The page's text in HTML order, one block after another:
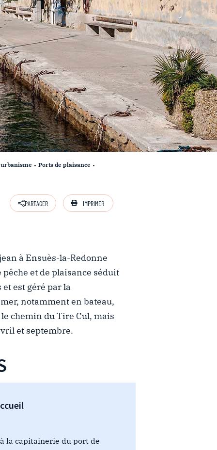
Ports de plaisance
PARTAGER IMPRIMER
à Ensuès-la-Redonne
et de plaisance séduit
est géré par la
notamment en bateau,
chemin du Tire Cul, mais
et septembre.
la capitainerie du port de